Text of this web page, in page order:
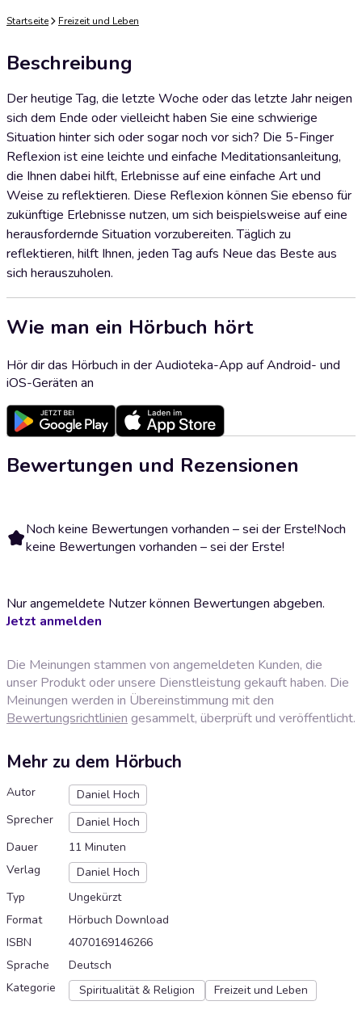
Startseite Freizeit und Leben
Beschreibung
Der heutige Tag, die letzte Woche oder das letzte Jahr neigen
sich dem Ende oder vielleicht haben Sie eine schwierige
Situation hinter sich oder sogar noch vor sich? Die 5-Finger
Reflexion ist eine leichte und einfache Meditationsanleitung,
die Ihnen dabei hilft, Erlebnisse auf eine einfache Art und
Weise zu reflektieren. Diese Reflexion können Sie ebenso für
zukünftige Erlebnisse nutzen, um sich beispielsweise auf eine
herausfordernde Situation vorzubereiten. Täglich zu
reflektieren, hilft Ihnen, jeden Tag aufs Neue das Beste aus
sich herauszuholen.
Wie man ein Hörbuch hört
Hör dir das Hörbuch in der Audioteka-App auf Android- und
iOS-Geräten an
Bewertungen und Rezensionen
Noch keine Bewertungen vorhanden – sei der Erste!Noch
keine Bewertungen vorhanden – sei der Erste!
Nur angemeldete Nutzer können Bewertungen abgeben.
Jetzt anmelden
Die Meinungen stammen von angemeldeten Kunden, die
unser Produkt oder unsere Dienstleistung gekauft haben. Die
Meinungen werden in Übereinstimmung mit den
Bewertungsrichtlinien gesammelt, überprüft und veröffentlicht.
Mehr zu dem Hörbuch
Autor
Daniel Hoch
Sprecher
Daniel Hoch
Dauer
11 Minuten
Verlag
Daniel Hoch
Typ
Ungekürzt
Format
Hörbuch Download
ISBN
4070169146266
Sprache
Deutsch
Kategorie
Spiritualität & Religion Freizeit und Leben